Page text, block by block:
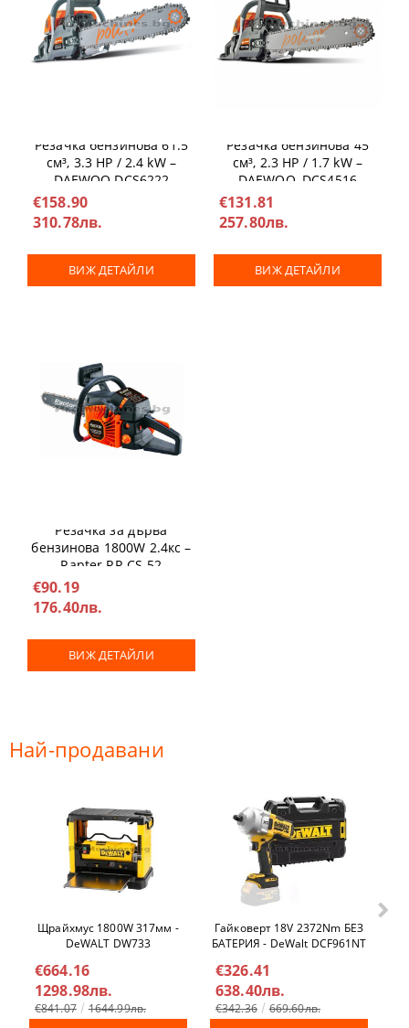
Резачка бензинова 61.5
см³, 3.3 HP / 2.4 kW –
DAEWOO DCS6222
€158.90
310.78лв.
ВИЖ ДЕТАЙЛИ
Резачка бензинова 45
см³, 2.3 HP / 1.7 kW –
DAEWOO, DCS4516
€131.81
257.80лв.
ВИЖ ДЕТАЙЛИ
Резачка за дърва
бензинова 1800W 2.4кс –
Rapter RR CS-52
€90.19
176.40лв.
ВИЖ ДЕТАЙЛИ
Най-продавани
Щрайхмус 1800W 317мм -
DeWALT DW733
€664.16
1298.98лв.
€841.07 1644.99лв.
Гайковерт 18V 2372Nm БЕЗ
БАТЕРИЯ - DeWalt DCF961NT
€326.41
638.40лв.
€342.36 669.60лв.